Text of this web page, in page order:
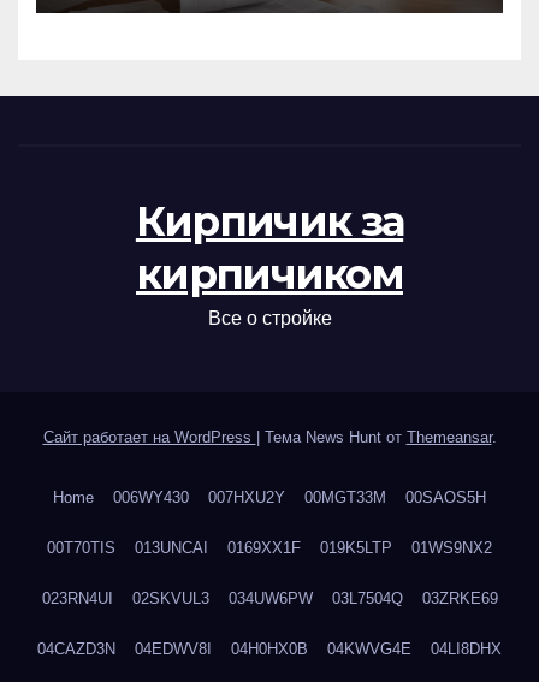
Кирпичик за
кирпичиком
Все о стройке
Сайт работает на WordPress Тема News Hunt от Themeansar.
Home 006WY430 007HXU2Y 00MGT33M 00SAOS5H
00T70TIS 013UNCAI 0169XX1F 019K5LTP 01WS9NX2
023RN4UI 02SKVUL3 034UW6PW 03L7504Q 03ZRKE69
04CAZD3N 04EDWV8I 04H0HX0B 04KWVG4E 04LI8DHX